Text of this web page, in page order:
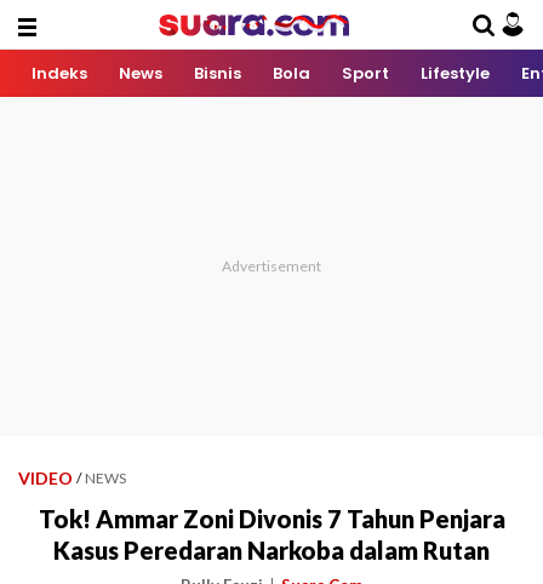
Indeks News Bisnis Bola Sport Lifestyle
VIDEO / NEWS
Tok! Ammar Zoni Divonis 7 Tahun Penjara
Kasus Peredaran Narkoba dalam Rutan